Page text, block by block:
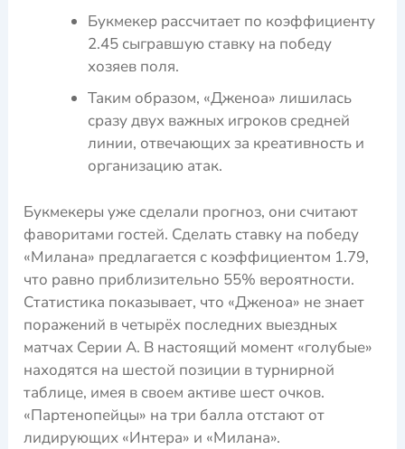
Букмекер рассчитает по коэффициенту
2.45 сыгравшую ставку на победу
хозяев поля.
Таким образом, «Дженоа» лишилась
сразу двух важных игроков средней
линии, отвечающих за креативность и
организацию атак.
Букмекеры уже сделали прогноз, они считают
фаворитами гостей. Сделать ставку на победу
«Милана» предлагается с коэффициентом 1.79,
что равно приблизительно 55% вероятности.
Статистика показывает, что «Дженоа» не знает
поражений в четырёх последних выездных
матчах Серии А. В настоящий момент «голубые»
находятся на шестой позиции в турнирной
таблице, имея в своем активе шест очков.
«Партенопейцы» на три балла отстают от
лидирующих «Интера» и «Милана».